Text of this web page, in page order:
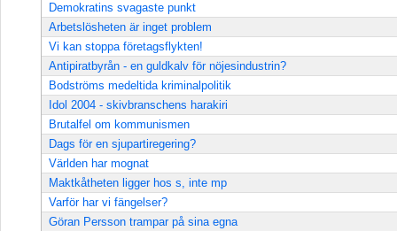
Demokratins svagaste punkt
Arbetslösheten är inget problem
Vi kan stoppa företagsflykten!
Antipiratbyrån - en guldkalv för nöjesindustrin?
Bodströms medeltida kriminalpolitik
Idol 2004 - skivbranschens harakiri
Brutalfel om kommunismen
Dags för en sjupartiregering?
Världen har mognat
Maktkåtheten ligger hos s, inte mp
Varför har vi fängelser?
Göran Persson trampar på sina egna